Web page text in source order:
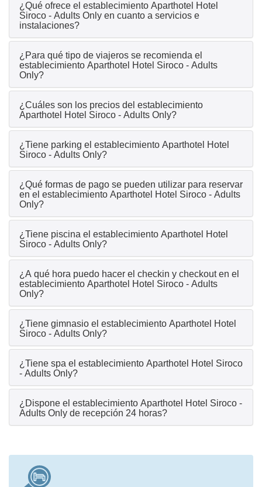
¿Qué ofrece el establecimiento Aparthotel Hotel
Siroco - Adults Only en cuanto a servicios e
instalaciones?
¿Para qué tipo de viajeros se recomienda el
establecimiento Aparthotel Hotel Siroco - Adults
Only?
¿Cuáles son los precios del establecimiento
Aparthotel Hotel Siroco - Adults Only?
¿Tiene parking el establecimiento Aparthotel Hotel
Siroco - Adults Only?
¿Qué formas de pago se pueden utilizar para reservar
en el establecimiento Aparthotel Hotel Siroco - Adults
Only?
¿Tiene piscina el establecimiento Aparthotel Hotel
Siroco - Adults Only?
¿A qué hora puedo hacer el checkin y checkout en el
establecimiento Aparthotel Hotel Siroco - Adults
Only?
¿Tiene gimnasio el establecimiento Aparthotel Hotel
Siroco - Adults Only?
¿Tiene spa el establecimiento Aparthotel Hotel Siroco
- Adults Only?
¿Dispone el establecimiento Aparthotel Hotel Siroco -
Adults Only de recepción 24 horas?